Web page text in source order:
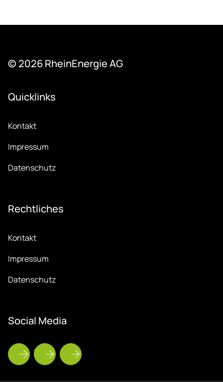
© 2026 Rhein­Ener­gie AG
Quicklinks
Kontakt
Impressum
Datenschutz
Recht­li­ches
Kontakt
Impressum
Datenschutz
So­ci­al Me­dia